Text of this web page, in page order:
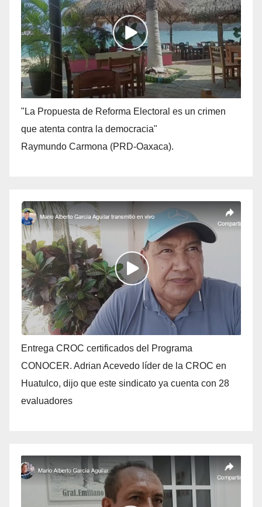
"La Propuesta de Reforma Electoral es un crimen
que atenta contra la democracia"
Raymundo Carmona (PRD-Oaxaca).
Entrega CROC certificados del Programa
CONOCER. Adrian Acevedo líder de la CROC en
Huatulco, dijo que este sindicato ya cuenta con 28
evaluadores